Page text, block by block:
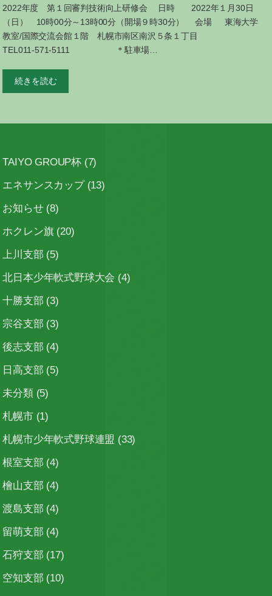
2022年度 第１回審判技術向上研修会 日時 2022年１月30日
（日） 10時00分～13時00分（開場９時30分） 会場 東海大学
教室/国際交流会館１階 札幌市南区南沢５条１丁目
TEL011-571-5111 ＊駐車場…
続きを読む
TAIYO GROUP杯 (7)
エネサンスカップ(13)
お知らせ(8)
ホクレン旗(20)
上川支部 (5)
北日本少年軟式野球大会 (4)
十勝支部 (3)
宗谷支部 (3)
後志支部 (4)
日高支部 (5)
未分類(5)
札幌市(1)
札幌市少年軟式野球連盟 (33)
根室支部 (4)
檜山支部 (4)
渡島支部 (4)
留萌支部 (4)
石狩支部 (17)
空知支部 (10)